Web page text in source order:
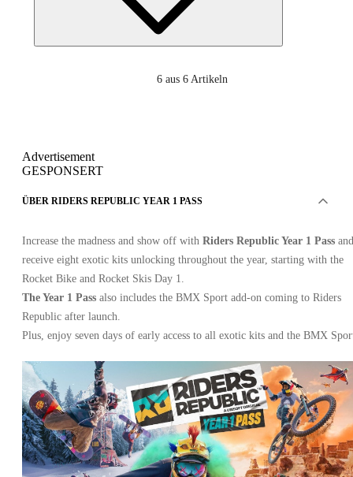
6 aus 6 Artikeln
Advertisement
GESPONSERT
ÜBER RIDERS REPUBLIC YEAR 1 PASS
Increase the madness and show off with Riders Republic Year 1 Pass and
receive eight exotic kits unlocking throughout the year, starting with the
Rocket Bike and Rocket Skis Day 1.
The Year 1 Pass also includes the BMX Sport add-on coming to Riders
Republic after launch.
Plus, enjoy seven days of early access to all exotic kits and the BMX